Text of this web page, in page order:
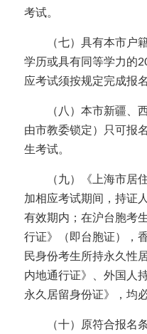
考试。
（七）具有本市户籍
学历或具有同等学力的
应考试须按规定完成报名
（八）本市新疆、西
由市教委锁定）只可报
生考试。
（九）《上海市居住
加相应考试期间，持证
有效期内；在沪台胞考
行证》（即台胞证），
民身份考生所持永久性
内地通行证》、外国人
永久居留身份证》，均
（十）原符合报名条